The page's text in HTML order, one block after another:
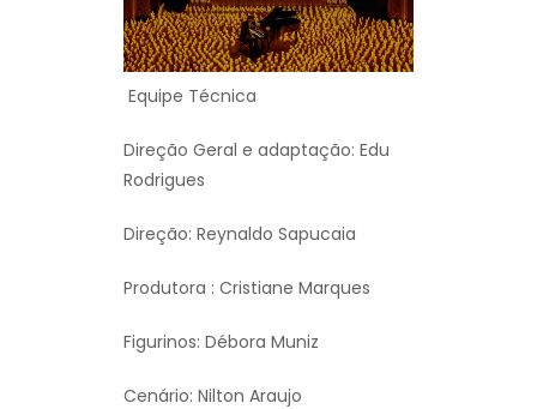
Equipe Técnica
Direção Geral e adaptação: Edu
Rodrigues
Direção: Reynaldo Sapucaia
Produtora : Cristiane Marques
Figurinos: Débora Muniz
Cenário: Nilton Araujo